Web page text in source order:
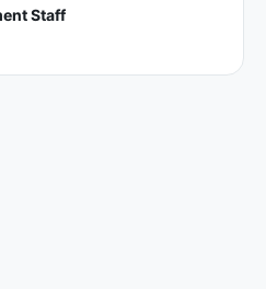
Staff